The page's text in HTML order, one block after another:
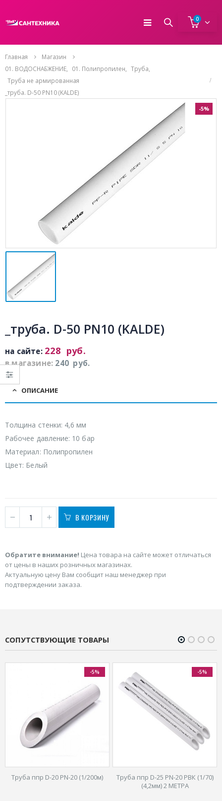
0
Главная
Магазин
01. ВОДОСНАБЖЕНИЕ
01. Полипропилен Труба
Труба не армированная
_труба. D-50 PN10 (KALDE)
-5%
_труба. D-50 PN10 (KALDE)
в магазине: 240 руб.
на сайте: 228 руб.
ОПИСАНИЕ
Толщина стенки: 4,6 мм
Рабочее давление: 10 бар
Материал: Полипропилен
Цвет: Белый
В КОРЗИНУ
Обратите внимание! Цена товара на сайте может отличаться
от цены в наших розничных магазинах.
Актуальную цену Вам сообщит наш менеджер при
подтверждении заказа.
СОПУТСТВУЮЩИЕ ТОВАРЫ
-5%
Труба ппр D-20 PN-20 (1/200м)
-5%
Труба ппр D-25 PN-20 РВК (1/70)
(4,2мм) 2 МЕТРА